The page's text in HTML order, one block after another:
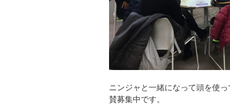
ニンジャと一緒になって頭を使
賛募集中です。